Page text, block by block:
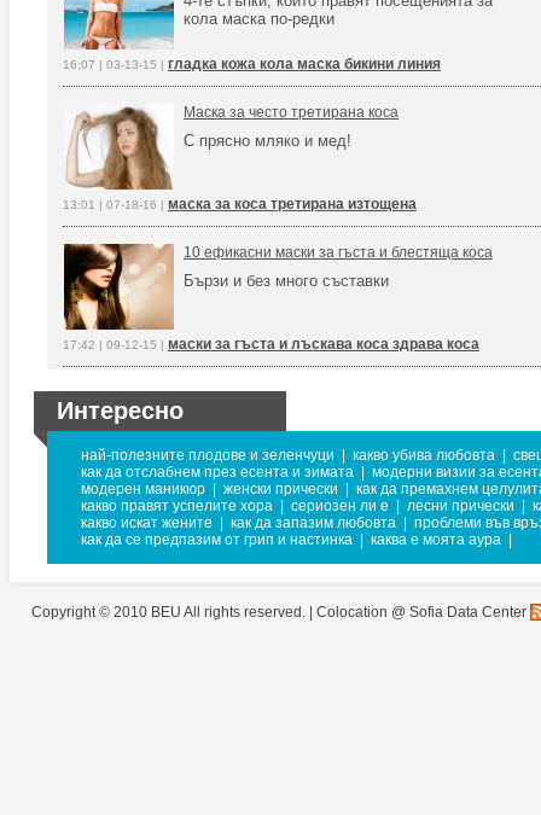
кола маска по-редки
16:07 | 03-13-15 | гладка кожа кола маска бикини линия
Маска за често третирана коса
С прясно мляко и мед!
13:01 | 07-18-16 | маска за коса третирана изтощена
10 ефикасни маски за гъста и блестяща коса
Бързи и без много съставки
17:42 | 09-12-15 | маски за гъста и лъскава коса здрава коса
Интересно
най-полезните плодове и зеленчуци какво убива любовта
как да отслабнем през есента и зимата
модерни визии за
модерен маникюр
женски прически
как да премахнем
какво правят успелите хора
сериозен ли е лесни прически
какво искат жените
как да запазим любовта
проблеми във
как да се предпазим от грип и настинка
каква е моята аура
Copyright © 2010 BEU All rights reserved. | Colocation @ Sofia Data Center